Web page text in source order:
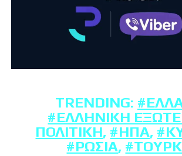
TRENDING:
#ΕΛΛΗΝΙΚΉ
ΠΟΛΙΤΙΚΉ, #ΗΠΑ,
#ΡΩΣΊΑ,